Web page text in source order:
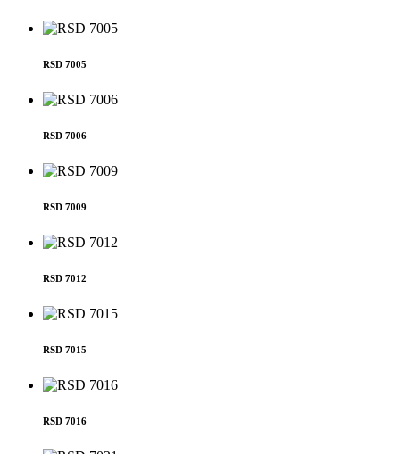
RSD 7005
RSD 7006
RSD 7009
RSD 7012
RSD 7015
RSD 7016